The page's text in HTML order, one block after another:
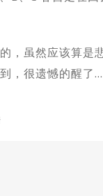
，虽然应该算是
，很遗憾的醒了